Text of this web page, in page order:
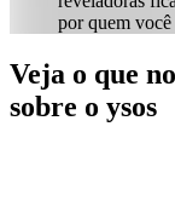
por quem
Veja o que
sobre o ysos